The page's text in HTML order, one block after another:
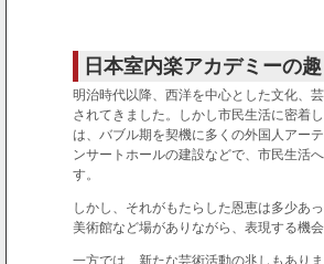
日本室内楽アカデミーの
明治時代以降、西洋を中心とした文化、
されてきました。しかし市民生活に密着
は、バブル期を契機に多くの外国人アー
ンサートホールの建設などで、市民生活
す。
しかし、それがもたらした恩恵は多少あ
美術館など場がありながら、表現する機
一方では、新たな芸術活動の兆しもあり